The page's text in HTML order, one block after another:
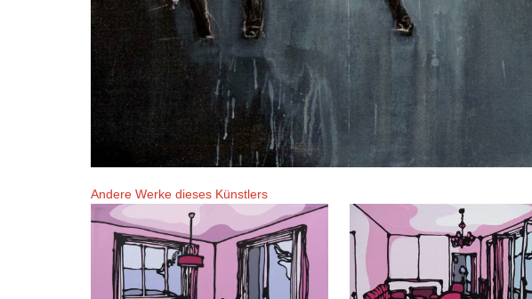
Andere Werke dieses Künstlers